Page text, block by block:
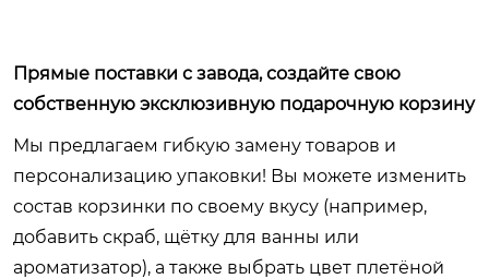
Прямые поставки с завода, создайте свою
собственную эксклюзивную подарочную корзину
Мы предлагаем гибкую замену товаров и
персонализацию упаковки! Вы можете изменить
состав корзинки по своему вкусу (например,
добавить скраб, щётку для ванны или
ароматизатор), а также выбрать цвет плетёной